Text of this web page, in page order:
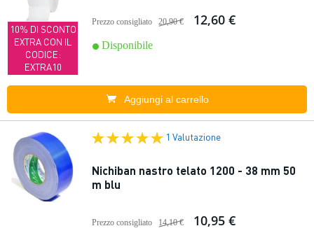
10% DI SCONTO
EXTRA CON IL
CODICE:
EXTRA10
Prezzo consigliato 20,90 € 12,60 €
Disponibile
Aggiungi al carrello
1 Valutazione
Nichiban nastro telato 1200 - 38 mm 50
m blu
Prezzo consigliato 14,10 € 10,95 €